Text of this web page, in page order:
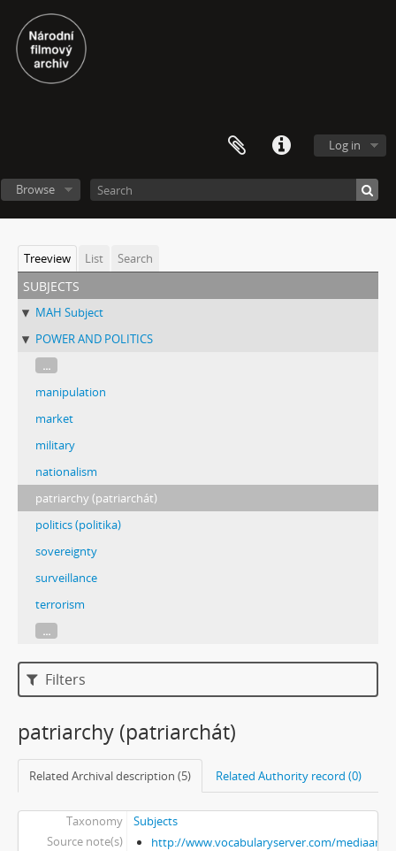
Log in
Browse
Treeview List Search
subjects
MAH Subject
POWER AND POLITICS
...
manipulation
market
military
nationalism
patriarchy (patriarchát)
politics (politika)
sovereignty
surveillance
terrorism
...
Filters
patriarchy (patriarchát)
Related Archival description (5) Related Authority record (0)
Taxonomy
Subjects
Source note(s)
http://www.vocabularyserver.com/mediaart/